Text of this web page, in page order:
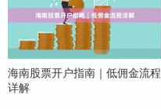
海南股票开户指南｜低佣金流程
详解